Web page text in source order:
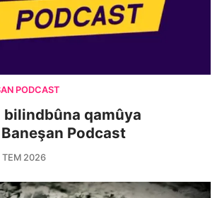
PODCAST
bilindbûna qamûya
Podcast
TEM 2026